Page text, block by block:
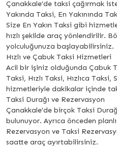
Çanakkale’de taksi çağırmak
Yakında Taksi, En Yakınında
Size En Yakın Taksi gibi
hızlı şekilde araç yönlendirilir.
yolculuğunuza başlayabilirsiniz.
Hızlı ve Çabuk Taksi Hizmetleri
Acil bir işiniz olduğunda Çabuk
Taksi, Hızlı Taksi, Hızlıca
hizmetleriyle dakikalar içinde
Taksi Durağı ve Rezervasyon
Çanakkale’de birçok Taksi
bulunuyor. Ayrıca önceden
Rezervasyon ve Taksi
saatte araç ayırtabilirsiniz.